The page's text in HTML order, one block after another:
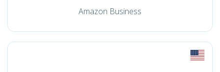
Amazon Business